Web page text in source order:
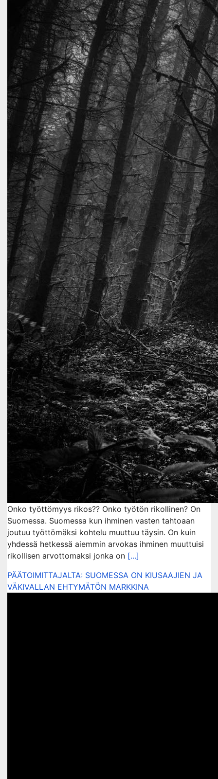
Onko työttömyys rikos?? Onko työtön rikollinen? On
Suomessa. Suomessa kun ihminen vasten tahtoaan
joutuu työttömäksi kohtelu muuttuu täysin. On kuin
yhdessä hetkessä aiemmin arvokas ihminen muuttuisi
rikollisen arvottomaksi jonka on [...]
PÄÄTOIMITTAJALTA: SUOMESSA ON KIUSAAJIEN JA
VÄKIVALLAN EHTYMÄTÖN MARKKINA